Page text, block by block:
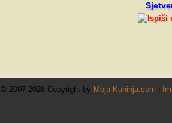
© 2007-2026 Copyright by Moja-Kuhinja.com